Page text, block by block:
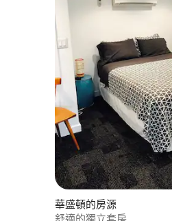
華盛頓的房源